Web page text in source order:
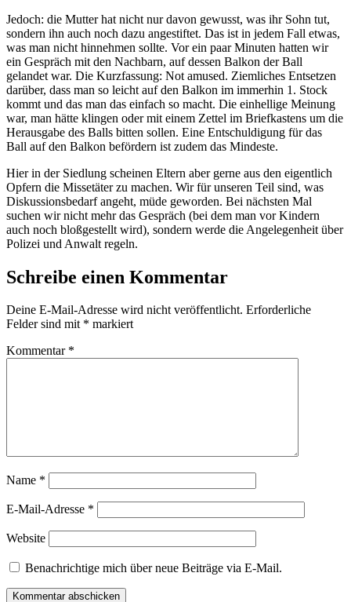
Jedoch: die Mutter hat nicht nur davon gewusst, was ihr Sohn tut,
sondern ihn auch noch dazu angestiftet. Das ist in jedem Fall etwas,
was man nicht hinnehmen sollte. Vor ein paar Minuten hatten wir
ein Gespräch mit den Nachbarn, auf dessen Balkon der Ball
gelandet war. Die Kurzfassung: Not amused. Ziemliches Entsetzen
darüber, dass man so leicht auf den Balkon im immerhin 1. Stock
kommt und das man das einfach so macht. Die einhellige Meinung
war, man hätte klingen oder mit einem Zettel im Briefkastens um die
Herausgabe des Balls bitten sollen. Eine Entschuldigung für das
Ball auf den Balkon befördern ist zudem das Mindeste.
Hier in der Siedlung scheinen Eltern aber gerne aus den eigentlich
Opfern die Missetäter zu machen. Wir für unseren Teil sind, was
Diskussionsbedarf angeht, müde geworden. Bei nächsten Mal
suchen wir nicht mehr das Gespräch (bei dem man vor Kindern
auch noch bloßgestellt wird), sondern werde die Angelegenheit über
Polizei und Anwalt regeln.
Schreibe einen Kommentar
Deine E-Mail-Adresse wird nicht veröffentlicht. Erforderliche
Felder sind mit * markiert
Kommentar *
Name *
E-Mail-Adresse *
Website
Benachrichtige mich über neue Beiträge via E-Mail.